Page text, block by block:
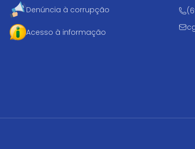
Denúncia à corrupção
Acesso à informação